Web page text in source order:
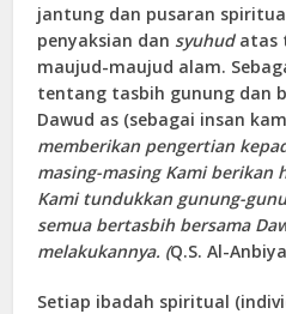
jantung dan pusaran
penyaksian dan syuhudatas
maujud-maujud alam.
tentang tasbih gunung dan
Dawud as (sebagai insan
memberikan pengertian
masing-masing Kami berikan
Kami tundukkan gunung-
semua bertasbih bersama
melakukannya. (Q.S. Al-
Setiap ibadah spiritual